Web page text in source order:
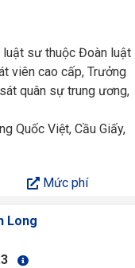
luật sư thuộc Đoàn luật
viên cao cấp, Trưởng
quân sự trung ương,
Quốc Việt, Cầu Giấy,
Mức phí
Long